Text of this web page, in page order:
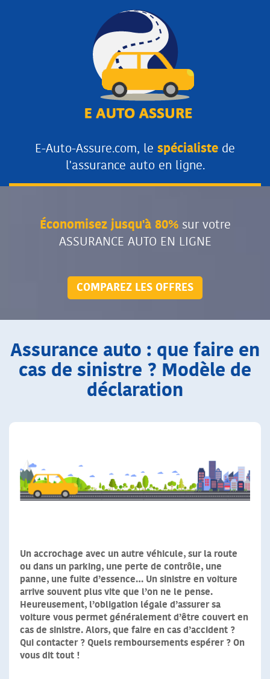
E-Auto-Assure.com, le spécialiste de
l'assurance auto en ligne.
Économisez jusqu'à 80% sur votre
ASSURANCE AUTO EN LIGNE
COMPAREZ LES OFFRES
Assurance auto : que faire en
cas de sinistre ? Modèle de
déclaration
Un accrochage avec un autre véhicule, sur la route
ou dans un parking, une perte de contrôle, une
panne, une fuite d’essence… Un sinistre en voiture
arrive souvent plus vite que l’on ne le pense.
Heureusement, l’obligation légale d’assurer sa
voiture vous permet généralement d’être couvert en
cas de sinistre. Alors, que faire en cas d’accident ?
Qui contacter ? Quels remboursements espérer ? On
vous dit tout !